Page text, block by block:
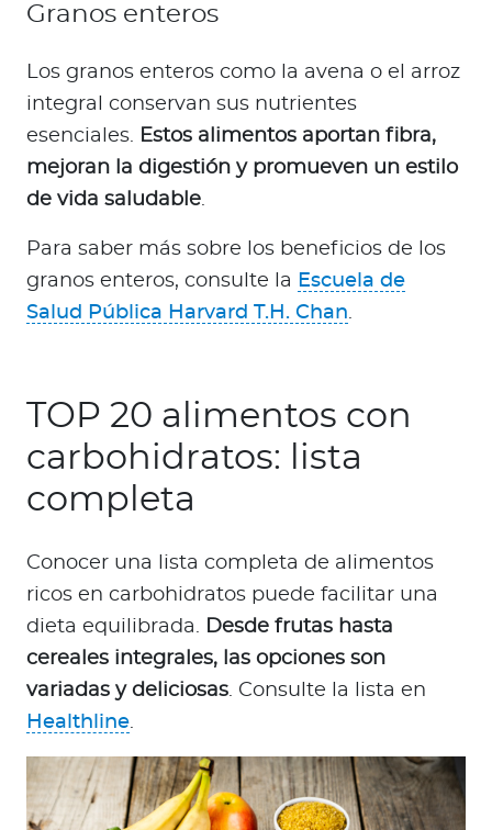
Granos enteros
Los granos enteros como la avena o el arroz
integral conservan sus nutrientes
esenciales. Estos alimentos aportan fibra,
mejoran la digestión y promueven un estilo
de vida saludable.
Para saber más sobre los beneficios de los
granos enteros, consulte la Escuela de
Salud Pública Harvard T.H. Chan.
TOP 20 alimentos con
carbohidratos: lista
completa
Conocer una lista completa de alimentos
ricos en carbohidratos puede facilitar una
dieta equilibrada. Desde frutas hasta
cereales integrales, las opciones son
variadas y deliciosas. Consulte la lista en
Healthline.